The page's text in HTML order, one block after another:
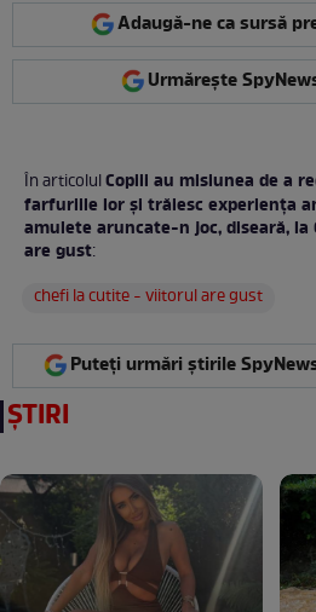
Adaugă-ne ca sursă
Urmărește
În articolulCopiii au misiunea de a
farfuriile lor și trăiesc experiența
amulete aruncate-n joc, diseară,
are gust:
chefi la cutite - viitorul are gust
Puteți urmări știrile
ȘTIRI